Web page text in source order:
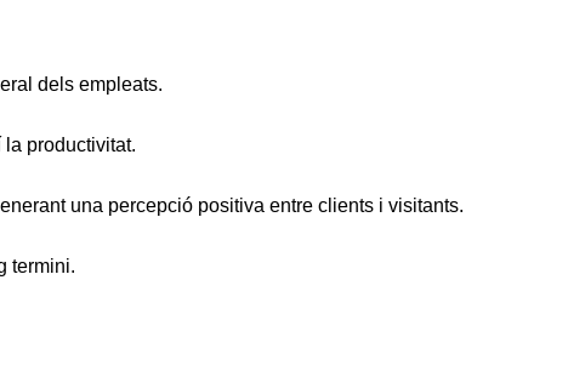
dels empleats.
productivitat.
una percepció positiva entre clients i visitants.
termini.